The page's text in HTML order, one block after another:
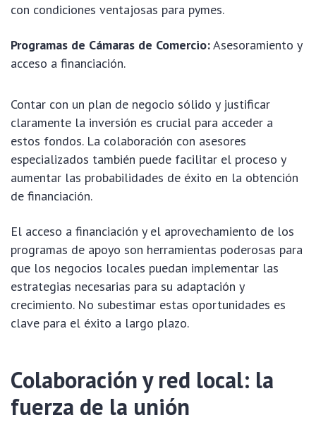
con condiciones ventajosas para pymes.
Programas de Cámaras de Comercio:Asesoramiento y
acceso a financiación.
Contar con un plan de negocio sólido y justificar
claramente la inversión es crucial para acceder a
estos fondos. La colaboración con asesores
especializados también puede facilitar el proceso y
aumentar las probabilidades de éxito en la obtención
de financiación.
El acceso a financiación y el aprovechamiento de los
programas de apoyo son herramientas poderosas para
que los negocios locales puedan implementar las
estrategias necesarias para su adaptación y
crecimiento. No subestimar estas oportunidades es
clave para el éxito a largo plazo.
Colaboración y red local: la
fuerza de la unión